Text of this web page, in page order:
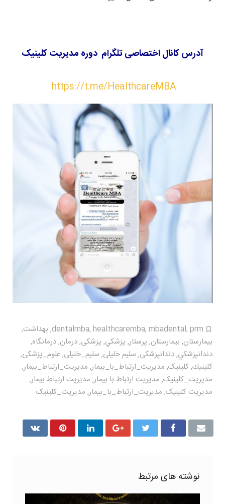
آدرس کانال اختصاصی تلگرام دوره مدیریت کلینیک
https://t.me/HealthcareMBA
dentalmba, healthcaremba, mbadental, prm
, بهداشت,
بيمارستان, بیمارستان, پرستار, پزشكي, پزشکی,درمان,درمانگاه,
دندانپزشكي,دندانپزشکی, سلیم خلیلی, سلیم_خلیلی, علوم_پزشکی,
كلينيك,کلینیک, مديريت_ارتباط_با_بيمار, مديريت_ارتباط_بیمار,
مديريت_كلينيک, مدیریت ارتباط با بیمار, مدیریت ارتباط بیمار,
مدیریت کلینیک, مدیریت_ارتباط_با_بیمار, مدیریت_کلینیک
نوشته های مرتبط